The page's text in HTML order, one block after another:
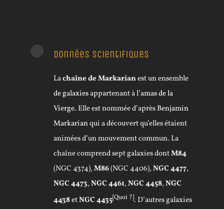
Données scientifiques
Lachaîne de Markarianest un ensemble
degalaxiesappartenant à l’amas de la
Vierge. Elle est nommée d’aprèsBenjamin
Markarianqui a découvert qu’elles étaient
animées d’un mouvement commun. La
chaîne comprendsept galaxies dontM84
(NGC 4374),M86(NGC 4406),NGC 4477,
NGC 4473,NGC 4461,NGC 4458,NGC
4438etNGC 4435[Quoi ?]. D’autres galaxies